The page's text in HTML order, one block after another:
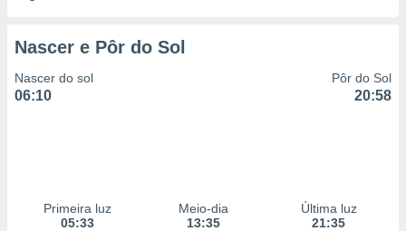
Nascer e Pôr do Sol
Nascer do sol
06:10
Pôr do Sol
20:58
Primeira luz
05:33
Meio-dia
13:35
Última luz
21:35